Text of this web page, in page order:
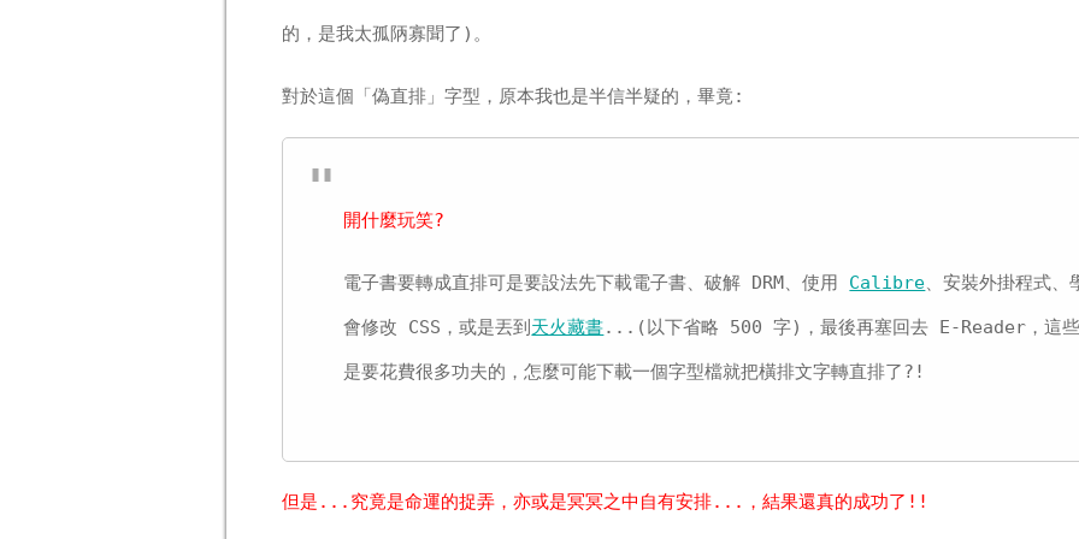
的，是我太孤陃寡聞了)。
對於這個「偽直排」字型，原本我也是半信半疑的，畢竟:
開什麼玩笑?
電子書要轉成直排可是要設法先下載電子書、破解 DRM、使用 Calibre、安裝外掛程式、
會修改 CSS，或是丟到 天火藏書...(以下省略 500 字)，最後再塞回去 E-Reader，這
是要花費很多功夫的，怎麼可能下載一個字型檔就把橫排文字轉直排了?!
但是...究竟是命運的捉弄，亦或是冥冥之中自有安排...，結果還真的成功了!!